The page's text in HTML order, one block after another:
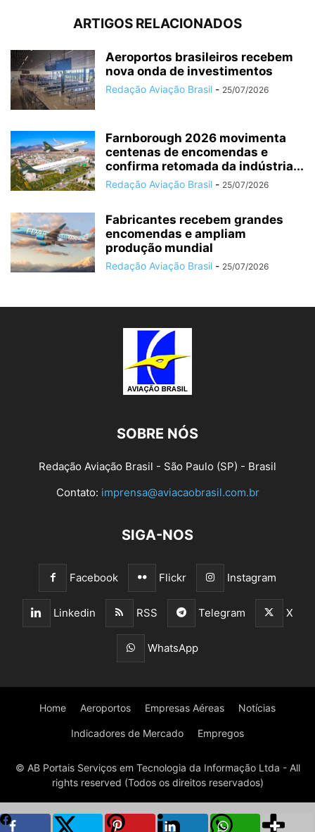
ARTIGOS RELACIONADOS
Aeroportos brasileiros recebem
nova onda de investimentos
Redação Aviação Brasil - 25/07/2026
Farnborough 2026 movimenta
centenas de encomendas e
confirma retomada da indústria...
Redação Aviação Brasil - 25/07/2026
Fabricantes recebem grandes
encomendas e ampliam
produção mundial
Redação Aviação Brasil - 25/07/2026
SOBRE NÓS
Redação Aviação Brasil - São Paulo (SP) - Brasil
Contato: imprensa@aviacaobrasil.com.br
SIGA-NOS
Facebook Flickr Instagram
Linkedin RSS Telegram X
WhatsApp
Home Aeroportos Empresas Aéreas Notícias
Indicadores de Mercado Empregos
© AB Portais Serviços em Tecnologia da Informação Ltda - All
rights reserved (Todos os direitos reservados)